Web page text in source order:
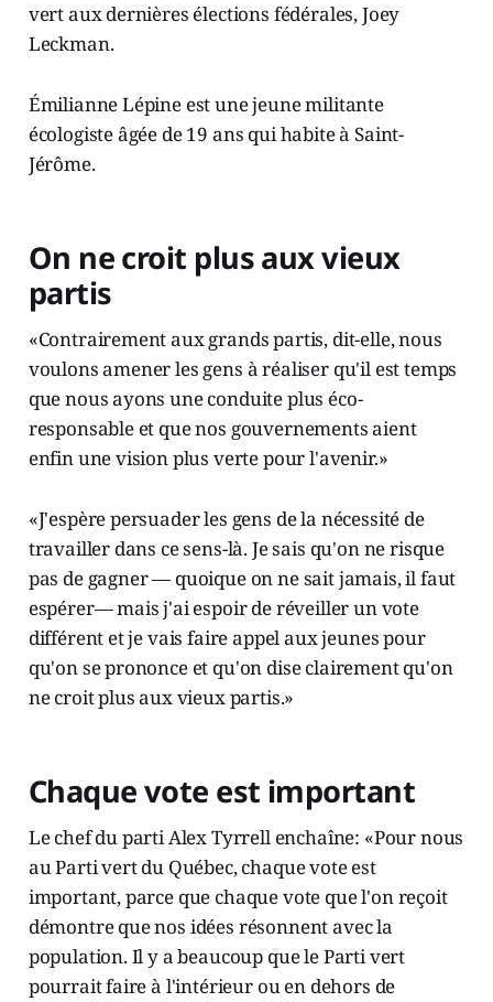
vert aux dernières élections fédérales, Joey
Leckman.
Émilianne Lépine est une jeune militante
écologiste âgée de 19 ans qui habite à Saint-
Jérôme.
On ne croit plus aux vieux
partis
«Contrairement aux grands partis, dit-elle, nous
voulons amener les gens à réaliser qu'il est temps
que nous ayons une conduite plus éco-
responsable et que nos gouvernements aient
enfin une vision plus verte pour l'avenir.»
«J'espère persuader les gens de la nécessité de
travailler dans ce sens-là. Je sais qu'on ne risque
pas de gagner — quoique on ne sait jamais, il faut
espérer— mais j'ai espoir de réveiller un vote
différent et je vais faire appel aux jeunes pour
qu'on se prononce et qu'on dise clairement qu'on
ne croit plus aux vieux partis.»
Chaque vote est important
Le chef du parti Alex Tyrrell enchaîne: «Pour nous
au Parti vert du Québec, chaque vote est
important, parce que chaque vote que l'on reçoit
démontre que nos idées résonnent avec la
population. Il y a beaucoup que le Parti vert
pourrait faire à l'intérieur ou en dehors de